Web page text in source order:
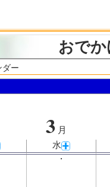
おでか
ー
3月
水
・